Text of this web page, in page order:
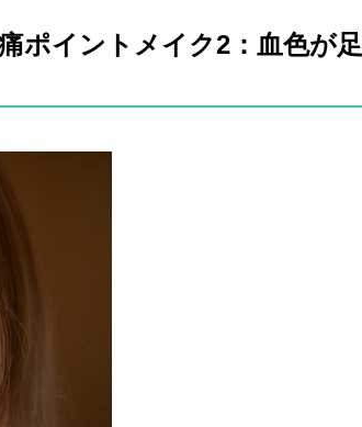
ポイントメイク2：血色が足